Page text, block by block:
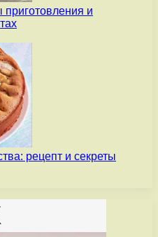
и
рецепт и секреты